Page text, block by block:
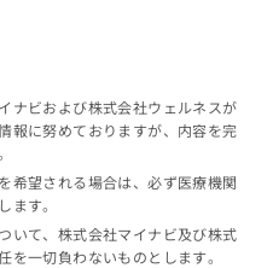
ナビおよび株式会社ウェルネスが
報に努めておりますが、内容を完
希望される場合は、必ず医療機関
ます。
いて、株式会社マイナビ及び株式
一切負わないものとします。